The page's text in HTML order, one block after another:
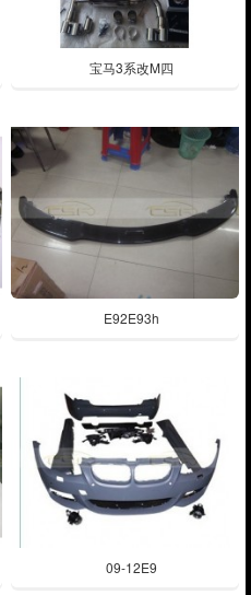
宝马3系改M四
E92E93h
09-12E9